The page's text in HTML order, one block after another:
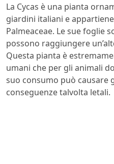
La Cycas è una pianta
giardini italiani e
Palmeaceae. Le sue foglie
possono raggiungere
Questa pianta è
umani che per gli animali
suo consumo può causare
conseguenze talvolta letali.